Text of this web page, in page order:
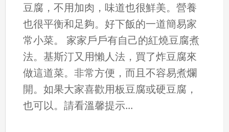
豆腐，不用加肉，味道也很鮮美。營養
也很平衡和足夠。好下飯的一道簡易家
常小菜。 家家戶戶有自己的紅燒豆腐煮
法。基斯汀又用懶人法，買了炸豆腐來
做這道菜。非常方便，而且不容易煮爛
開。如果大家喜歡用板豆腐或硬豆腐，
也可以。請看溫馨提示...